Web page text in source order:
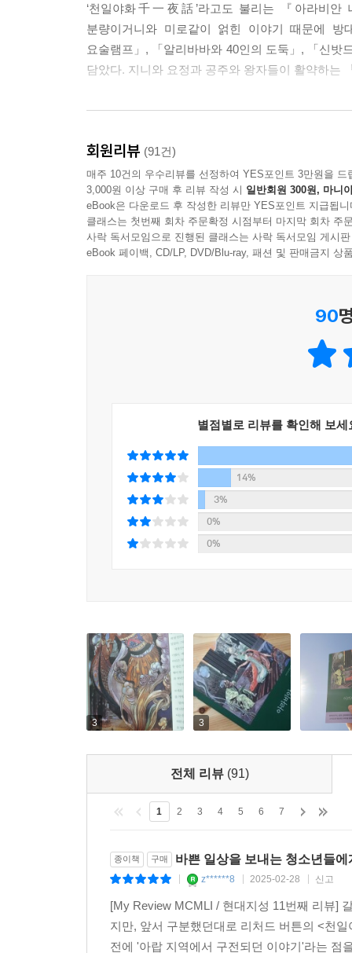
--- 「벌을 받은 대신(大臣)에 관한 이야기」 중에서
그런데 해가 저물 무렵 갑자기 하늘이 짙은 구름
가리며 나를 향해 날아오는 거대한 새를 보고는 그
얼거렸다. “나는 왕이야.” 하지만 자신의 처지를
로 나타난 것뿐이야.” 그리고는 돌아누워 잠을 자
기 위해 기상하실 시각입니다. 아침이 밝아오고 있
그 목소리에 아부 하산은 일어나 앉아 중얼거렸다.
--- 「아부 하산 또는 자면서 깨어 있는 자에 관한 이야기」
‘천일야화千一夜話’라고도 불리는 『아라비
분량이거니와 미로같이 얽힌 이야기 때문에
요술램프」, 「알리바바와 40인의 도둑」, 「신밧
담았다. 지니와 요정과 공주와 왕자들이 활약하는
아랍에서 1,001이라는 숫자는 영원함을 의미한
『아라비안 나이트』에서는 「알라딘과 요술램
소년 알라딘이 어느 날 아프리카에서 온 마법사
모험」, 「알리바바와 40인의 도둑」과 같이 『
잘린 채로 폭군에게 복수한 의사 두반의 이야기 등
생동감 넘치는 일러스트로 되살아난 『아라비안
『아라비안 나이트』는 흥미진진한 이야기와
일러스트는 각 이야기들에 활력을 불어넣는다.
『아라비안 나이트』에 담긴 다양한 이야기들
[알라딘], 「신밧드의 모험」에서 힌트를 얻은 [
는 수많은 콘텐츠의 원천이 되었다. 이제 현대
속으로 빠져보자.
회원리뷰 (91건)
매주 10건의 우수리뷰를 선정하여 YES포인트 3만원을 드
3,000원 이상 구매 후 리뷰 작성 시 일반회원 300원, 마니
eBook은 다운로드 후 작성한 리뷰만 YES포인트 지급됩니
클래스는 첫번째 회차 주문확정 시점부터 마지막 회차 주
사락 독서모임으로 진행된 클래스는 사락 독서모임 게시
eBook 페이백, CD/LP, DVD/Blu-ray, 패션 및 판매금지 상
90
별점별로 리뷰를 확인해 보세
14%
3%
0%
0%
3 3
전체 리뷰 (91)
1 2 3 4 5 6 7
종이책 구매 바쁜 일상을 보내는 청소년들에
z******8 2025-02-28 신고
[My Review MCMLI / 현대지성 11번째 리뷰]
지만, 앞서 구분했던대로 리처드 버튼의 <천
전에 '아랍 지역에서 구전되던 이야기'라는 점